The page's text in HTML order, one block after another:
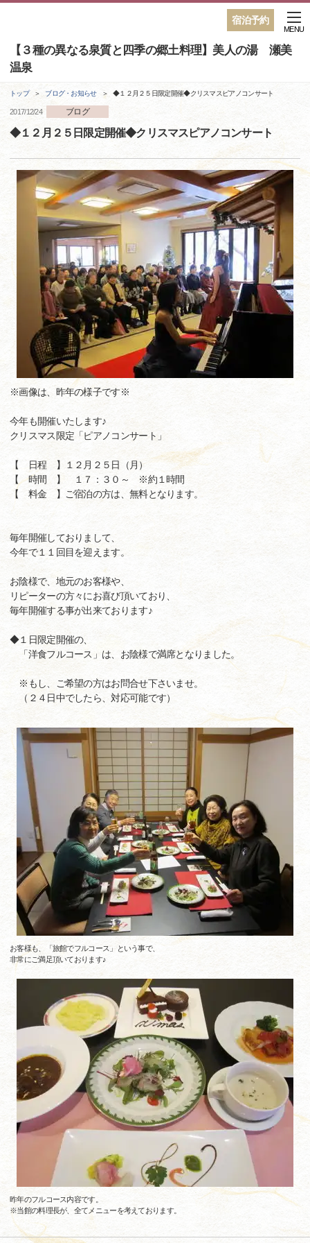
宿泊予約
【３種の異なる泉質と四季の郷土料理】美人の湯 瀬美
温泉
MENU
トップ ブログ・お知らせ ◆１２月２５日限定開催◆クリスマスピアノコンサート
2017/12/24 ブログ
◆１２月２５日限定開催◆クリスマスピアノコンサート
※画像は、昨年の様子です※
今年も開催いたします♪
クリスマス限定「ピアノコンサート」
【 日程 】１２月２５日（月）
【 時間 】 １７：３０～ ※約１時間
【 料金 】ご宿泊の方は、無料となります。
毎年開催しておりまして、
今年で１１回目を迎えます。
お陰様で、地元のお客様や、
リピーターの方々にお喜び頂いており、
毎年開催する事が出来ております♪
◆１日限定開催の、
「洋食フルコース」は、お陰様で満席となりました。
※もし、ご希望の方はお問合せ下さいませ。
（２４日中でしたら、対応可能です）
お客様も、「旅館でフルコース」という事で、
非常にご満足頂いております♪
昨年のフルコース内容です。
※当館の料理長が、全てメニューを考えております。